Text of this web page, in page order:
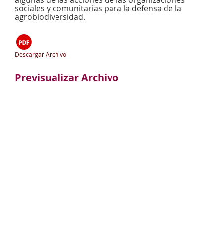
sociales y comunitarias para la defensa de la
agrobiodiversidad.
Descargar Archivo
Previsualizar Archivo